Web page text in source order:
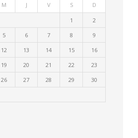
M J V S D
1
2
5 6 7 8
9
12 13 14 15
16
19 20 21 22
23
26 27 28 29
30